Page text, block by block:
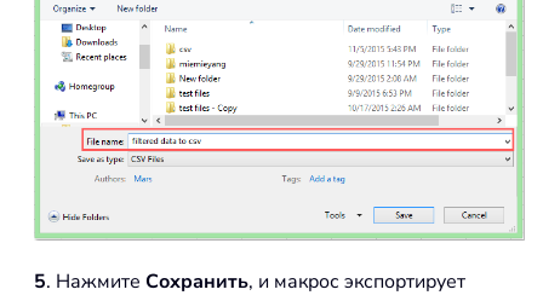
5. Нажмите Сохранить, и макрос экспортирует